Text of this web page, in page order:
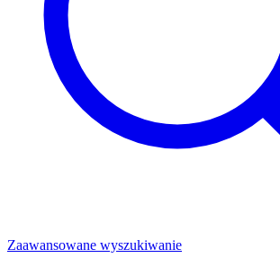
Zaawansowane wyszukiwanie